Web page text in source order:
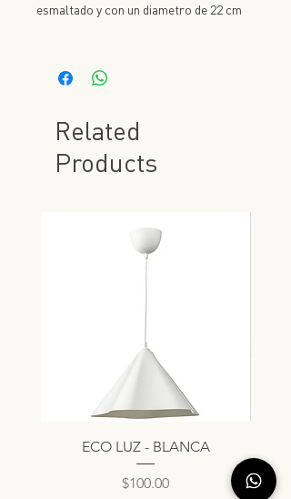
esmaltado y con un diametro de 22 cm
Related
Products
ECO LUZ - BLANCA
Price
$100.00